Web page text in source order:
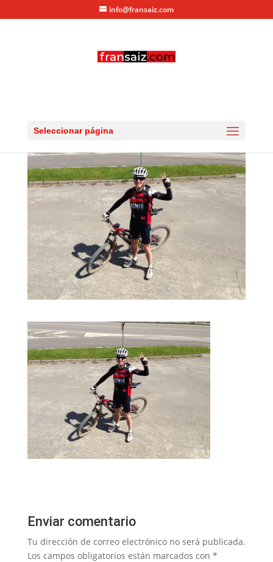
info@fransaiz.com
Seleccionar página
Enviar comentario
Tu dirección de correo electrónico no será publicada.
Los campos obligatorios están marcados con *